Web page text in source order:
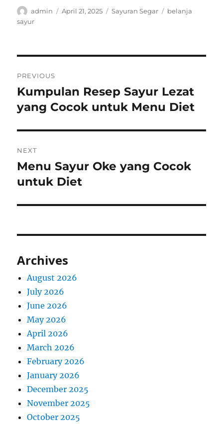
Author
admin
Posted
April 21, 2025 Categories
Sayuran Segar Tags
belanja
sayur
navigation
PREVIOUS
Previous
post:
Kumpulan Resep Sayur Lezat
yang Cocok untuk Menu Diet
NEXT
Next
post:
Menu Sayur Oke yang Cocok
untuk Diet
Archives
August 2026
July 2026
June 2026
May 2026
April 2026
March 2026
February 2026
January 2026
December 2025
November 2025
October 2025